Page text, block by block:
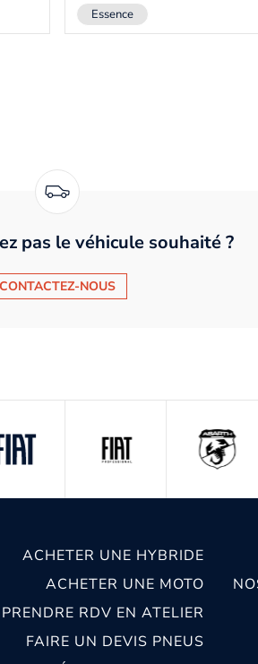
Essence
pas le véhicule souhaité ?
CONTACTEZ-NOUS
ACHETER UNE HYBRIDE
ACHETER UNE MOTO
PRENDRE RDV EN ATELIER
FAIRE UN DEVIS PNEUS